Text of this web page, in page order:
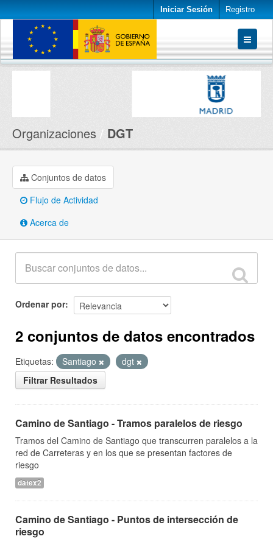
Iniciar Sesión Registro
Conjuntos de datos
Organizaciones DGT
Conjuntos de datos
Flujo de Actividad
Acerca de
Ordenar por
2 conjuntos de datos encontrados
Etiquetas: Santiago
dgt
Filtrar Resultados
Camino de Santiago - Tramos paralelos de riesgo
Tramos del Camino de Santiago que transcurren paralelos a la
red de Carreteras y en los que se presentan factores de
riesgo
datex2
Camino de Santiago - Puntos de intersección de
riesgo